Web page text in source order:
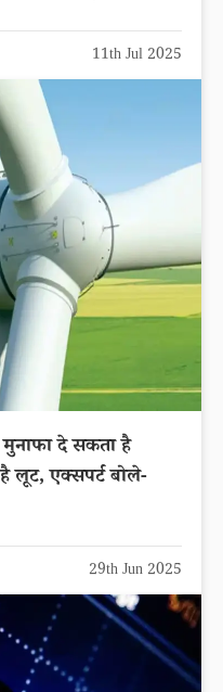
11th Jul 2025
दे सकता है
लूट, एक्सपर्ट बोले-
29th Jun 2025